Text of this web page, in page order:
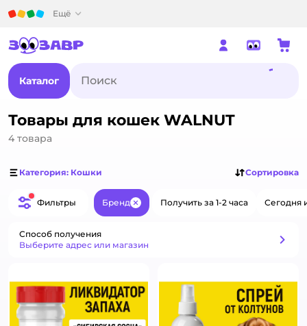
Ещё
Каталог
Товары для кошек WALNUT
4 товара
Категория: Кошки Сортировка
Фильтры Бренд ЗакрытьПолучить за 1-2 часа Сегодня
Способ получения
Выберите адрес или магазин